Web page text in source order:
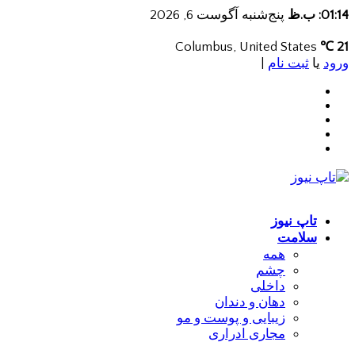
01:14: ب.ظ پنج‌شنبه آگوست 6, 2026
21 ℃
ورود یا ثبت نام
تاپ نیوز
سلامت
همه
چشم
داخلی
دهان و دندان
زیبایی و پوست و مو
مجاری ادراری